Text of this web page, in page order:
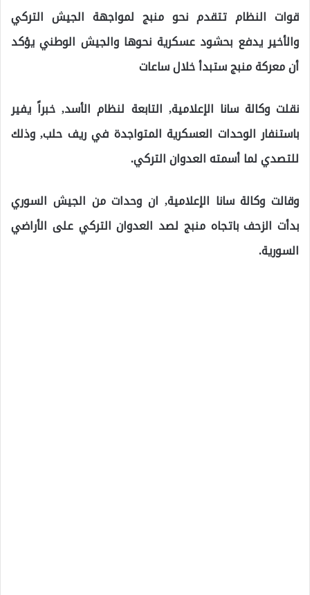
قوات النظام تتقدم نحو منبج لمواجهة الجيش التركي
والأخير يدفع بحشود عسكرية نحوها والجيش الوطني يؤكد
أن معركة منبج ستبدأ خلال ساعات
نقلت وكالة سانا الإعلامية, التابعة لنظام الأسد, خبراً يفير
باستنفار الوحدات العسكرية المتواجدة في ريف حلب, وذلك
للتصدي لما أسمته العدوان التركي.
وقالت وكالة سانا الإعلامية, ان وحدات من الجيش السوري
بدأت الزحف باتجاه منبج لصد العدوان التركي على الأراضي
السورية.